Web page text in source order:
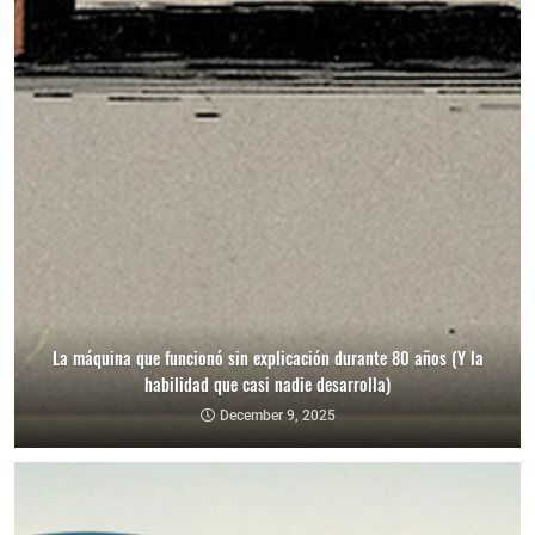
La máquina que funcionó sin explicación durante 80 años (Y la
habilidad que casi nadie desarrolla)
December 9, 2025